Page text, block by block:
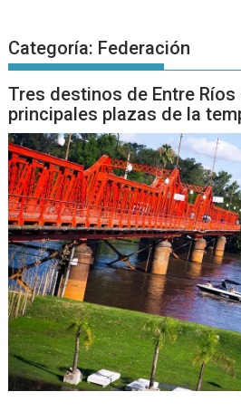
Categoría: Federación
Tres destinos de Entre
principales plazas de la